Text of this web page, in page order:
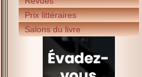
Prix littéraires
Salons du livre